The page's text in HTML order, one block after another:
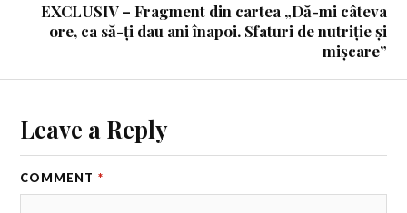
EXCLUSIV – Fragment din cartea „Dă-mi câteva
ore, ca să-ți dau ani înapoi. Sfaturi de nutriție și
mișcare”
Leave a Reply
COMMENT *